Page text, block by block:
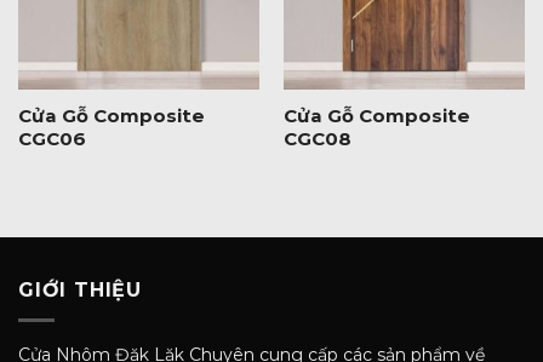
Cửa Gỗ Composite
CGC06
Cửa Gỗ Composite
CGC08
GIỚI THIỆU
Cửa Nhôm Đăk Lăk Chuyên cung cấp các sản phẩm về